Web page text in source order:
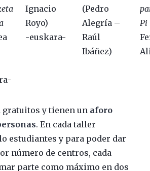
Ignacio
Royo)
-euskara-
(Pedro
Alegría –
Raúl
Ibáñez)
Pi
y tienen un aforo
. En cada taller
estudiantes y para poder dar
número de centros, cada
parte como máximo en dos